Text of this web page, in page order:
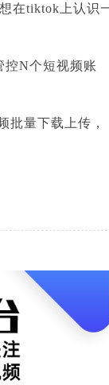
在tiktok上认识
控N个短视频账
批量下载上传，